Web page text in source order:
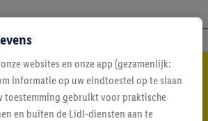
de hoogte
in op de newsletter
websites en onze app (gezamenlijk:
informatie op uw eindtoestel op te slaan
toestemming gebruikt voor praktische
en buiten de Lidl-diensten aan te